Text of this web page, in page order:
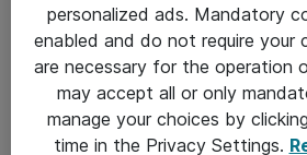
personalized ads. Mandatory
enabled and do not require your
are necessary for the operation
may accept all or only
manage your choices by
time in the Privacy Settings.